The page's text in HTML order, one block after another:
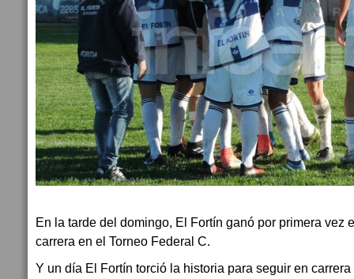
En la tarde del domingo, El Fortín ganó por primera vez
carrera en el Torneo Federal C.
Y un día El Fortín torció la historia para seguir en